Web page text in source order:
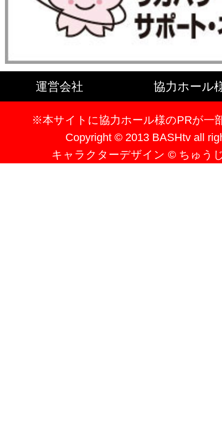
運営会社 協力ホール
※本サイトに協力ホール様のPRが一
Copyright © 2013 BASHtv all
キャラクターデザイン © ちゅう